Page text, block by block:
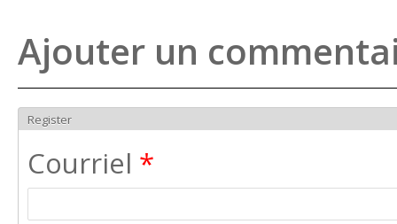
Ajouter un
Register
Courriel *